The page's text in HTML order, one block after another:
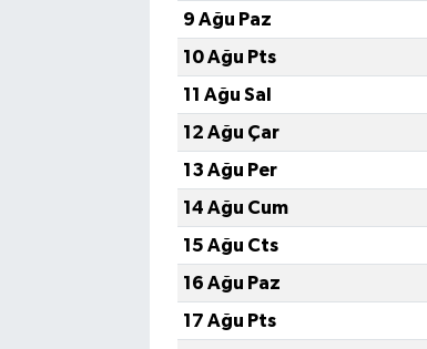
9 Ağu Paz
10 Ağu Pts
11 Ağu Sal
12 Ağu Çar
13 Ağu Per
14 Ağu Cum
15 Ağu Cts
16 Ağu Paz
17 Ağu Pts